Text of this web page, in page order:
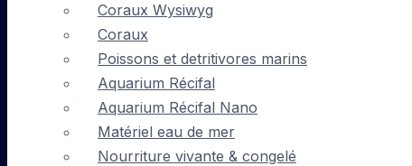
Coraux Wysiwyg
Coraux
Poissons et detritivores marins
Aquarium Récifal
Aquarium Récifal Nano
Matériel eau de mer
Nourriture vivante & congelé